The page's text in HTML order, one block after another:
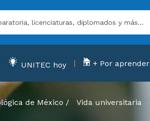
UNITEC hoy + Por aprender
de México / Vida universitaria